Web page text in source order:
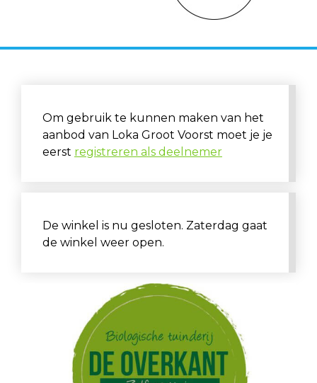
Om gebruik te kunnen maken van het
aanbod van Loka Groot Voorst moet je je
eerst registreren als deelnemer
De winkel is nu gesloten. Zaterdag gaat
de winkel weer open.